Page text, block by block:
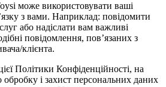
може використовувати ваші
з вами. Наприклад: повідомити
або надіслати вам важливі
повідомлення, пов’язаних з
клієнта.
Політики Конфіденційності, на
і захист персональних даних